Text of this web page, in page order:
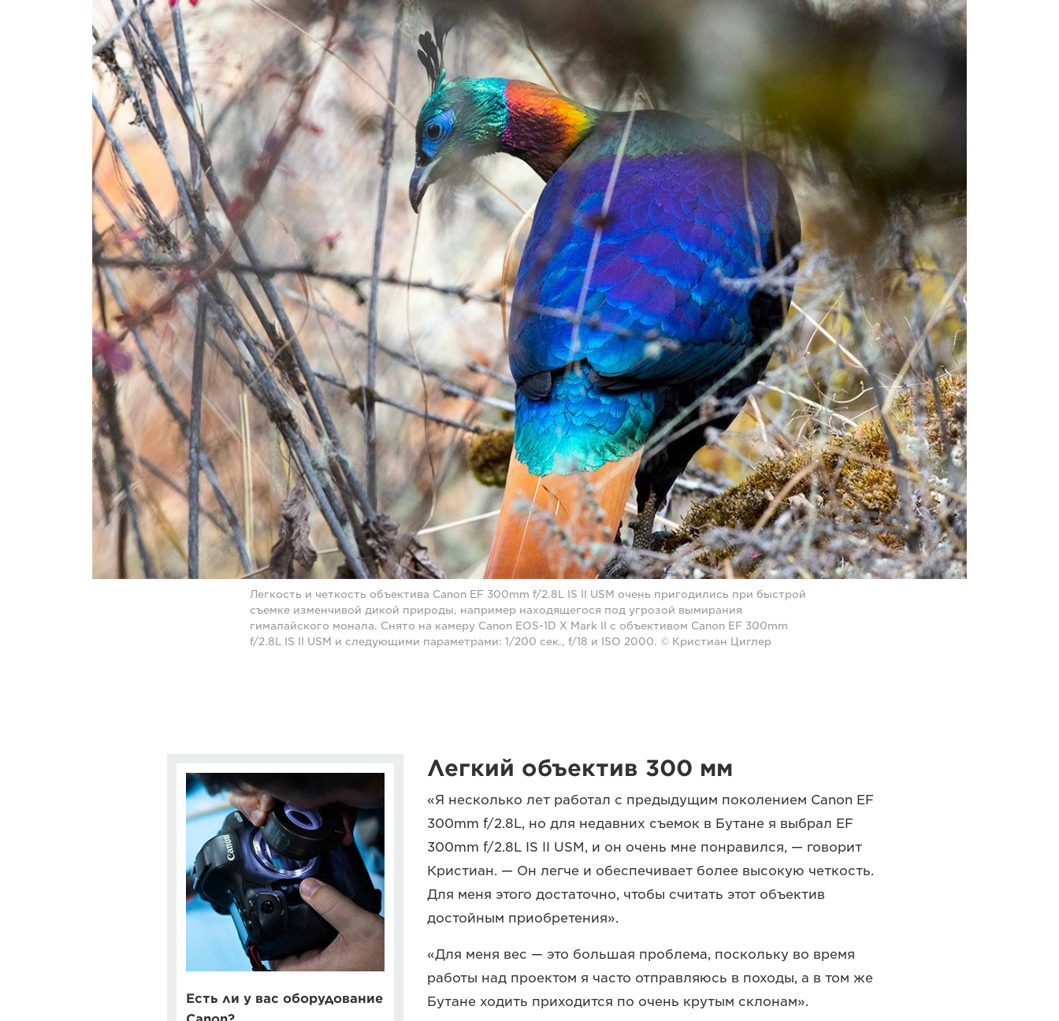
Легкость и четкость объектива Canon EF 300mm f/2.8L IS II USM очень пригодились при быстрой
съемке изменчивой дикой природы, например находящегося под угрозой вымирания
гималайского монала. Снято на камеру Canon EOS-1D X Mark II с объективом Canon EF 300mm
f/2.8L IS II USM и следующими параметрами: 1/200 сек., f/18 и ISO 2000. © Кристиан Циглер
Есть ли у вас оборудование
Легкий объектив 300 мм
«Я несколько лет работал с предыдущим поколением Canon EF
300mm f/2.8L, но для недавних съемок в Бутане я выбрал EF
300mm f/2.8L IS II USM, и он очень мне понравился, — говорит
Кристиан. — Он легче и обеспечивает более высокую четкость.
Для меня этого достаточно, чтобы считать этот объектив
достойным приобретения».
«Для меня вес — это большая проблема, поскольку во время
работы над проектом я часто отправляюсь в походы, а в том же
Бутане ходить приходится по очень крутым склонам».